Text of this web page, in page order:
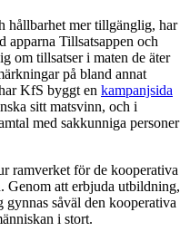
hållbarhet mer tillgänglig, har
Tillsatsappen och
om tillsatser i maten de äter
på bland annat
KfS byggt en kampanjsida
sitt matsvinn, och i
med sakkunniga personer
ramverket för de kooperativa
Genom att erbjuda utbildning,
såväl den kooperativa
i stort.